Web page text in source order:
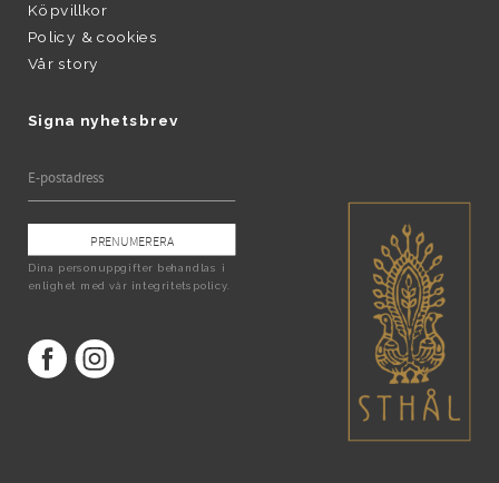
Köpvillkor
Policy & cookies
Vår story
Signa nyhetsbrev
PRENUMERERA
Dina personuppgifter behandlas i
enlighet med vår integritetspolicy.